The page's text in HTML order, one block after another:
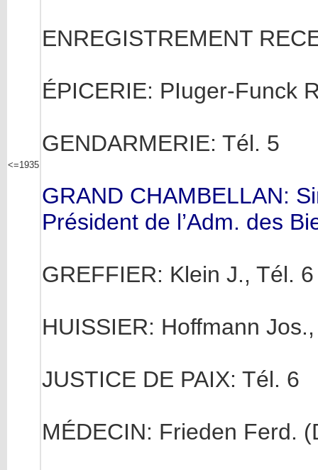
<=1935
ENREGISTREMENT
ÉPICERIE: PIuger-Funck
GENDARMERIE: Tél. 5
GRAND CHAMBELLAN:
Président de l’Adm. des
GREFFIER: Klein J., Tél. 6
HUISSIER: Hoffmann
JUSTICE DE PAIX: Tél. 6
MÉDECIN: Frieden Ferd.